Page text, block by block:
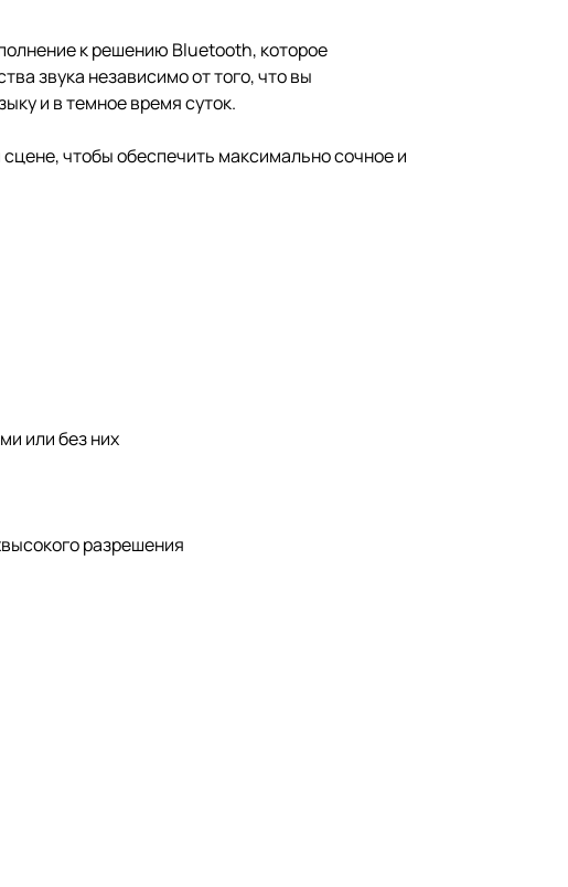
к решению Bluetooth, которое
звука независимо от того, что вы
и в темное время суток.
чтобы обеспечить максимально сочное и
или без них
разрешения